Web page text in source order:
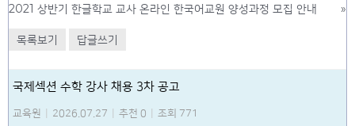
2021 상반기 한글학교 교사 온라인 한국어교원 양성과정 모집 안내
»
목록보기 답글쓰기
국제섹션 수학 강사 채용 3차 공고
교육원 2026.07.27 추천 0 조회 771